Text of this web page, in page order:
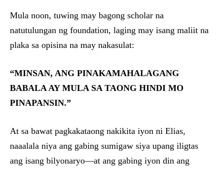
Mula noon, tuwing may bagong scholar na
natutulungan ng foundation, laging may isang maliit na
plaka sa opisina na may nakasulat:
“MINSAN, ANG PINAKAMAHALAGANG
BABALA AY MULA SA TAONG HINDI MO
PINAPANSIN.”
At sa bawat pagkakataong nakikita iyon ni Elias,
naaalala niya ang gabing sumigaw siya upang iligtas
ang isang bilyonaryo—at ang gabing iyon din ang